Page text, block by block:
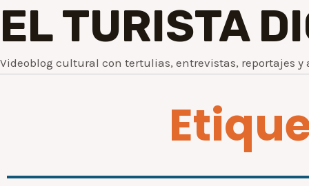
EL TURISTA
Videoblog cultural con tertulias, entrevistas, reportajes y